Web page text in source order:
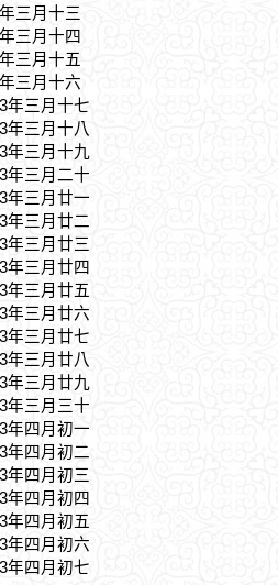
三月十三
三月十四
三月十五
三月十六
年三月十七
年三月十八
年三月十九
年三月二十
年三月廿一
年三月廿二
年三月廿三
年三月廿四
年三月廿五
年三月廿六
年三月廿七
年三月廿八
年三月廿九
年三月三十
年四月初一
年四月初二
年四月初三
年四月初四
年四月初五
年四月初六
年四月初七